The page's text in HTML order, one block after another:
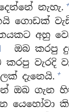
නැහැ. +
ගොඩක්
අහු
ඔබ කරපු
වැරදි
දැනෙයි. +
ඔබ ගැන
යෙහෝවා